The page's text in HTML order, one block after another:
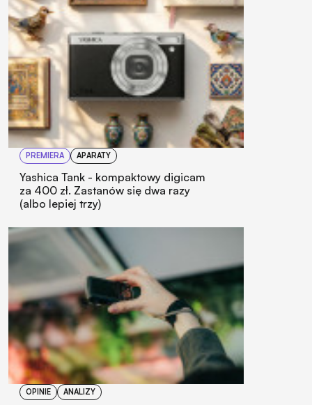
PREMIERA APARATY
Yashica Tank - kompaktowy digicam
za 400 zł. Zastanów się dwa razy
(albo lepiej trzy)
OPINIE ANALIZY